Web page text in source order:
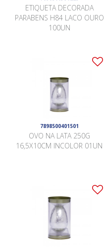
ETIQUETA DECORADA
PARABENS H84 LACO OURO
100UN
7898500401501
OVO NA LATA 250G
16,5X10CM INCOLOR 01UN